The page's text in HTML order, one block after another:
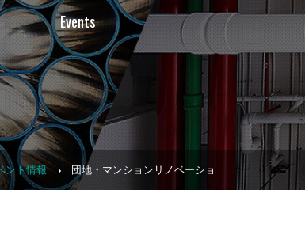
Events
ント情報 団地・マンションリノベーショ…